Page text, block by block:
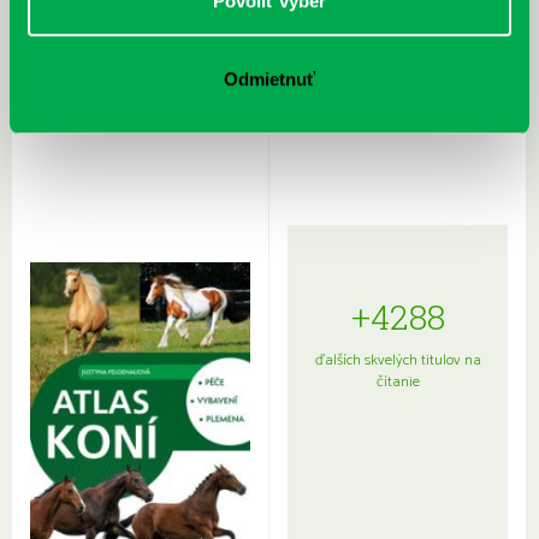
Odmietnuť
Rudź, Przemyslaw: Atlas hviezd:
Hardy, Paula: Japonsko na tanieri:
+4288
ďalších skvelých titulov na
čítanie